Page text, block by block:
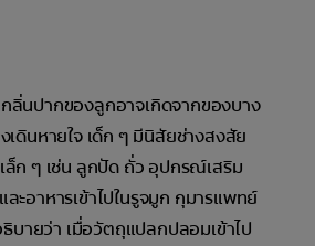
ลิ่นปากของลูกอาจเกิดจากของบาง
เดินหายใจ เด็ก ๆ มีนิสัยช่างสงสัย
ล็ก ๆ เช่น ลูกปัด ถั่ว อุปกรณ์เสริม
ะอาหารเข้าไปในรูจมูก กุมารแพทย์
บายว่า เมื่อวัตถุแปลกปลอมเข้าไป